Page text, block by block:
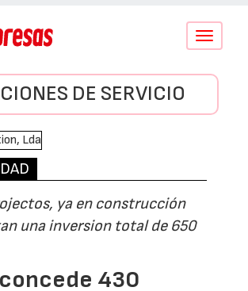
Conmutar
DE SERVICIO
ya en construcción
una inversion total de 650
concede 430